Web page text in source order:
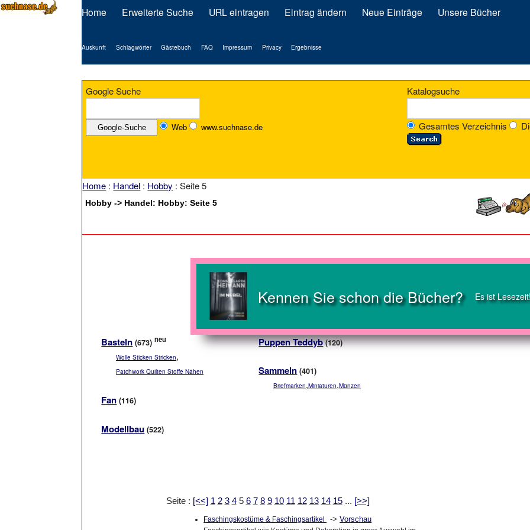
Home Erweiterte Suche URL eintragen Eintrag ändern Neue Einträge Unsere Bücher
Auskunft Schlagwörter Gästebuch FAQ Impressum Privacy Ergebnisse
Google Suche
Web www.suchnase.de
Katalogsuche
Gesamtes Verzeichnis
Home : Handel : Hobby : Seite 5
Hobby -> Handel: Hobby: Seite 5
Kennen Sie schon die Bücher? Es ist
Basteln (673) neu
Wolle Sticken Stricken,
Patchwork Quilten Stoffe Nähen
Fan (116)
Modellbau (522)
Puppen Teddyb (120)
Sammeln (401)
Briefmarken,Miniaturen,Münzen
Seite : [<<] 1 2 3 45 6 7 8 9 10 11 12 13 14 15... [>>]
Faschingskostüme & Faschingsartikel ->Vorschau